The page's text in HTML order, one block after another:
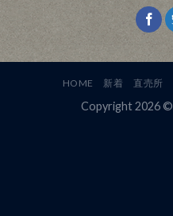
HOME 新着 直売所
Copyright 2026 ©